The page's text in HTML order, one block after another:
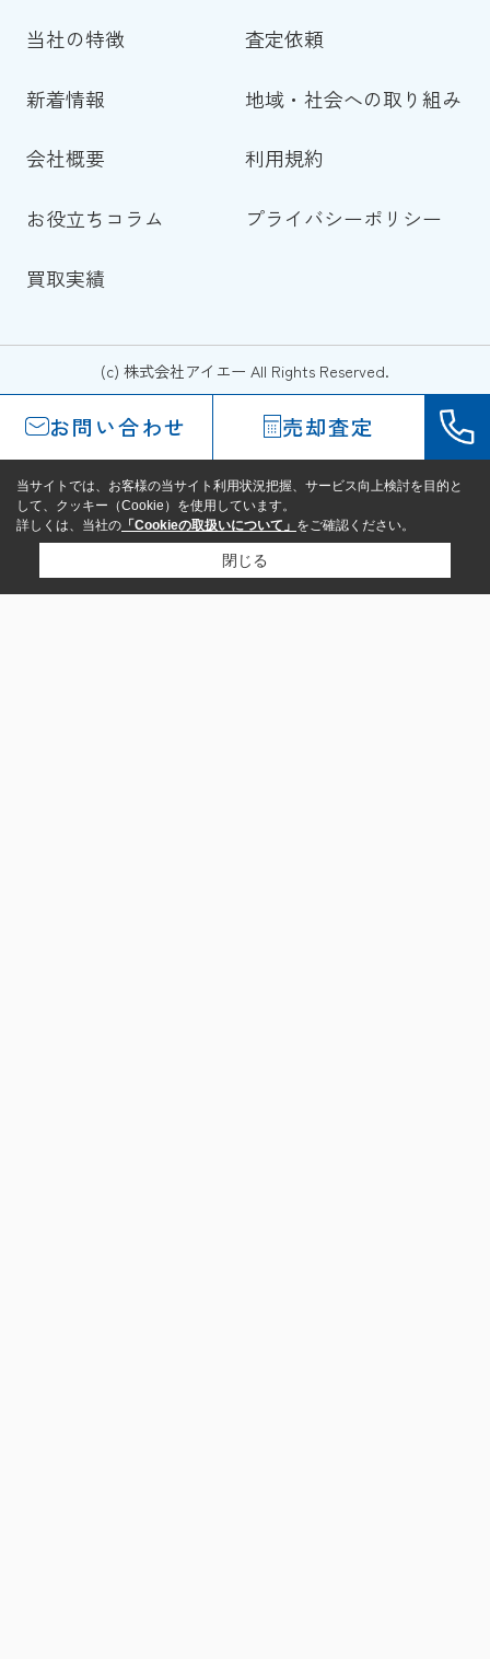
当社の特徴 査定依頼
新着情報 地域・社会への取り組み
会社概要 利用規約
お役立ちコラム プライバシーポリシー
買取実績
(c) 株式会社アイエー All Rights Reserved.
お問い合わせ 売却査定
当サイトでは、お客様の当サイト利用状況把握、サービス向上検討を目的と
して、クッキー（Cookie）を使用しています。
詳しくは、当社の 「Cookieの取扱いについて」 をご確認ください。
閉じる